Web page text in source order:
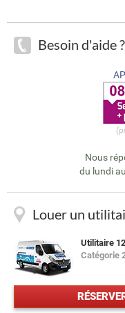
Besoin d'aide ?
Nous
du lundi
Louer un
Utilitaire
Catégorie